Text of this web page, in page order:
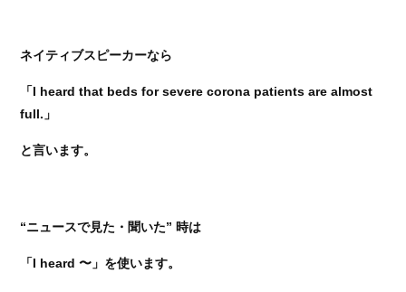
ネイティブスピーカーなら
「I heard that beds for severe corona patients are almost
full.」
と言います。
“ニュースで見た・聞いた” 時は
「I heard 〜」を使います。